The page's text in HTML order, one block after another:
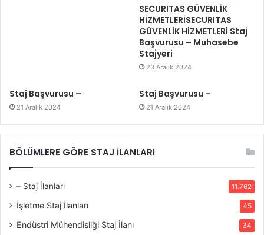
SECURITAS GÜVENLİK
HİZMETLERİSECURITAS
GÜVENLİK HİZMETLERİ Staj
Başvurusu – Muhasebe
Stajyeri
23 Aralık 2024
Staj Başvurusu –
21 Aralık 2024
Staj Başvurusu –
21 Aralık 2024
BÖLÜMLERE GÖRE STAJ İLANLARI
– Staj İlanları 11.762
İşletme Staj İlanları 45
Endüstri Mühendisliği Staj İlanı 34